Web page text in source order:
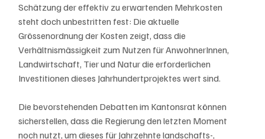
Schätzung der effektiv zu erwartenden Mehrkosten
steht doch unbestritten fest: Die aktuelle
Grössenordnung der Kosten zeigt, dass die
Verhältnismässigkeit zum Nutzen für AnwohnerInnen,
Landwirtschaft, Tier und Natur die erforderlichen
Investitionen dieses Jahrhundertprojektes wert sind.
Die bevorstehenden Debatten im Kantonsrat können
sicherstellen, dass die Regierung den letzten Moment
noch nutzt, um dieses für Jahrzehnte landschafts-,